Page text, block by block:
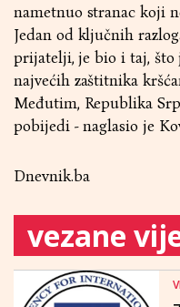
nametnuo stranac koji
Јedan od ključnih
prijatelji, je bio i taj, što
najvećih zaštitnika
Međutim, Republika
pobijedi - naglasio je
Dnevnik.ba
vezane